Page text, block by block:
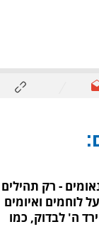
- רק תהילים
לוחמים ואיומים
ה' לבדוק, כמו